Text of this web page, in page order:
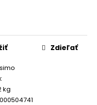
kg
Zdieľať